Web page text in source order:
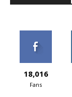
18,016
Fans